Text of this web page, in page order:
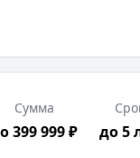
от 21 лет
о
Сумма
399 999 ₽ до 5